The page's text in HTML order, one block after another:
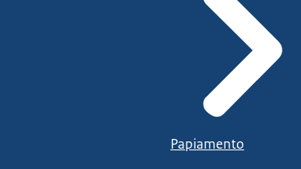
Papiamento